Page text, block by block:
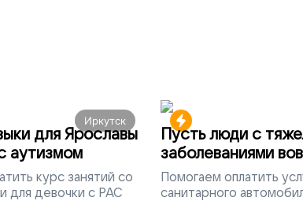
Иркутск
для Ярославы
аутизмом
курс занятий со
для девочки с РАС
Пусть люди с
заболеваниями
попадут на
Помогаем оплатить
санитарного